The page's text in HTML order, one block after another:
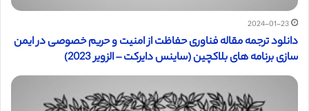
2024-01-23
دانلود ترجمه مقاله فناوری حفاظت از امنیت و حریم خصوصی در ایمن
سازی برنامه های بلاکچین (ساینس دایرکت – الزویر 2023)